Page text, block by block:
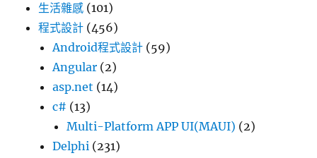
生活雜感 (101)
程式設計 (456)
Android程式設計 (59)
Angular (2)
asp.net (14)
c# (13)
Multi-Platform APP UI(MAUI) (2)
Delphi (231)